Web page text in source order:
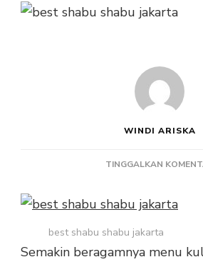
WINDI ARISKA
TINGGALKAN
best shabu shabu jakarta
Semakin beragamnya menu